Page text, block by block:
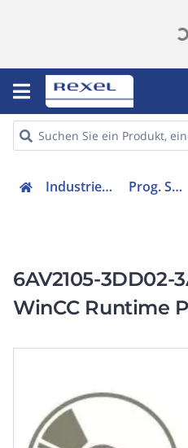
Industriekomponenten Prog. Steuerungen
6AV2105-3DD02-
WinCC Runtime